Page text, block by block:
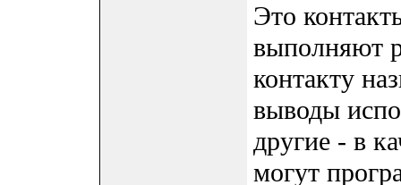
Это
выполняют
контакту
выводы
другие - в
могут